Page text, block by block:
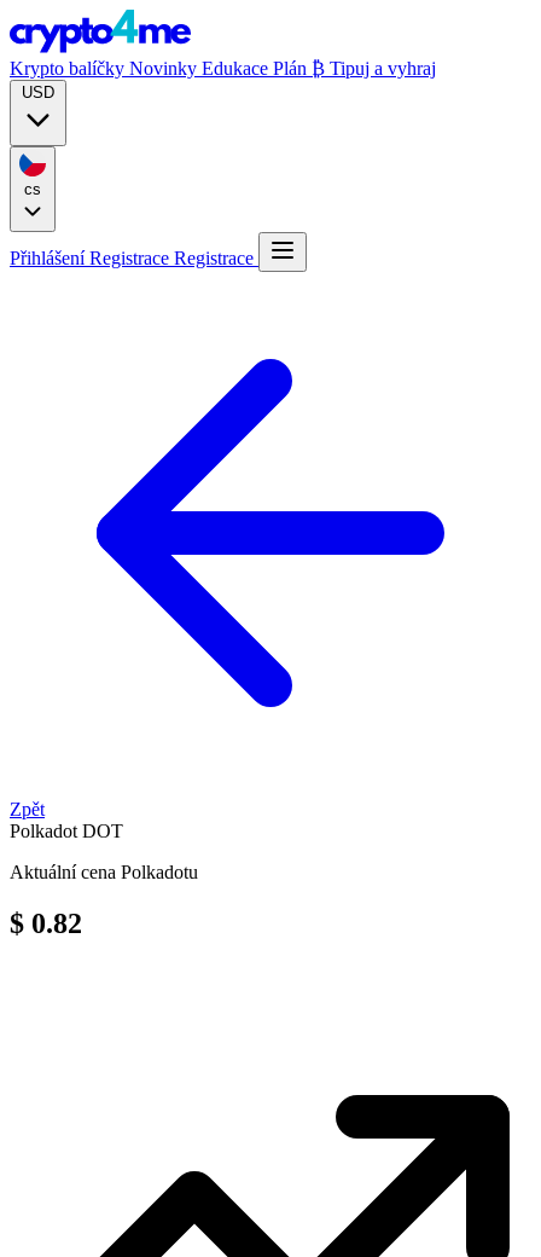
Krypto balíčky Novinky Edukace Plán ₿ Tipuj a vyhraj
PřihlášeníRegistrace Registrace
Zpět
Polkadot DOT
Aktuální cena Polkadotu
$ 0.82